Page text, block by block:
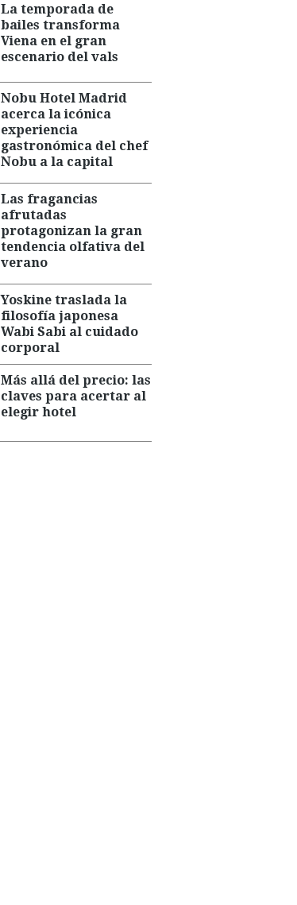
La temporada de
bailes transforma
Viena en el gran
escenario del vals
Nobu Hotel Madrid
acerca la icónica
experiencia
gastronómica del chef
Nobu a la capital
Las fragancias
afrutadas
protagonizan la gran
tendencia olfativa del
verano
Yoskine traslada la
filosofía japonesa
Wabi Sabi al cuidado
corporal
Más allá del precio: las
claves para acertar al
elegir hotel